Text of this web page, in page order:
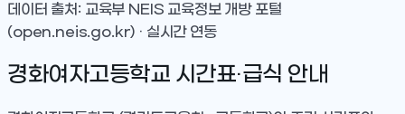
데이터 출처: 교육부 NEIS 교육정보 개방 포털
(open.neis.go.kr) · 실시간 연동
경화여자고등학교 시간표·급식 안내